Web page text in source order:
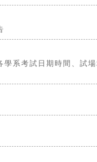
系考試日期時間、試